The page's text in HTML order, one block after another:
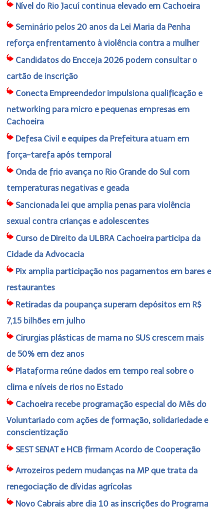
Nível do Rio Jacuí continua elevado em Cachoeira
Seminário pelos 20 anos da Lei Maria da Penha
reforça enfrentamento à violência contra a mulher
Candidatos do Encceja 2026 podem consultar o
cartão de inscrição
Conecta Empreendedor impulsiona qualificação e
networking para micro e pequenas empresas em
Cachoeira
Defesa Civil e equipes da Prefeitura atuam em
força-tarefa após temporal
Onda de frio avança no Rio Grande do Sul com
temperaturas negativas e geada
Sancionada lei que amplia penas para violência
sexual contra crianças e adolescentes
Curso de Direito da ULBRA Cachoeira participa da
Cidade da Advocacia
Pix amplia participação nos pagamentos em bares e
restaurantes
Retiradas da poupança superam depósitos em R$
7,15 bilhões em julho
Cirurgias plásticas de mama no SUS crescem mais
de 50% em dez anos
Plataforma reúne dados em tempo real sobre o
clima e níveis de rios no Estado
Cachoeira recebe programação especial do Mês do
Voluntariado com ações de formação, solidariedade e
conscientização
SEST SENAT e HCB firmam Acordo de Cooperação
Arrozeiros pedem mudanças na MP que trata da
renegociação de dívidas agrícolas
Novo Cabrais abre dia 10 as inscrições do Programa